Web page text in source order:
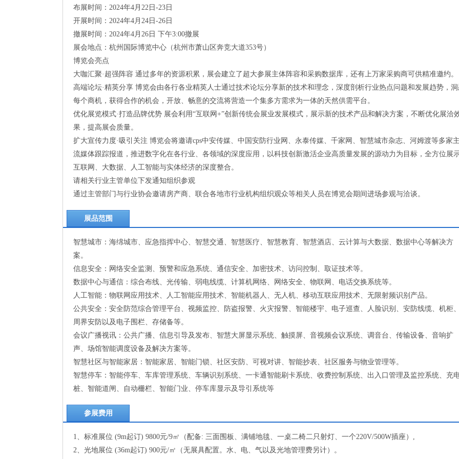
布展时间：2024年4月22日-23日
开展时间：2024年4月24日-26日
撤展时间：2024年4月26日 下午3:00撤展
展会地点：杭州国际博览中心（杭州市萧山区奔竞大道353号）
博览会亮点
大咖汇聚·超强阵容 通过多年的资源积累，展会建立了超大参展主体阵容和采购数据库，还有上万家采购商可供精准邀约。
高端论坛·精英分享 博览会由各行各业精英人士通过技术论坛分享新的技术和理念，深度剖析行业热点问题和发展趋势，洞
每个商机，获得合作的机会，开放、畅意的交流将营造一个集多方需求为一体的天然供需平台。
优化展览模式·打造品牌优势 展会利用“互联网+”创新传统会展业发展模式，展示新的技术产品和解决方案，不断优化展洽
果，提高展会质量。
扩大宣传力度·吸引关注 博览会将邀请cps中安传媒、中国安防行业网、永泰传媒、千家网、智慧城市杂志、河姆渡等多家主
流媒体跟踪报道，推进数字化在各行业、各领域的深度应用，以科技创新激活企业高质量发展的源动力为目标，全方位展
互联网、大数据、人工智能与实体经济的深度整合。
请相关行业主管单位下发通知组织参观
通过主管部门与行业协会邀请房产商、联合各地市行业机构组织观众等相关人员在博览会期间进场参观与洽谈。
展品范围
智慧城市：海绵城市、应急指挥中心、智慧交通、智慧医疗、智慧教育、智慧酒店、云计算与大数据、数据中心等解决方
案。
信息安全：网络安全监测、预警和应急系统、通信安全、加密技术、访问控制、取证技术等。
数据中心与通信：综合布线、光传输、弱电线缆、计算机网络、网络安全、物联网、电话交换系统等。
人工智能：物联网应用技术、人工智能应用技术、智能机器人、无人机、移动互联应用技术、无限射频识别产品。
公共安全：安全防范综合管理平台、视频监控、防盗报警、火灾报警、智能楼宇、电子巡查、人脸识别、安防线缆、机柜、
周界安防以及电子围栏、存储备等。
会议广播视讯：公共广播、信息引导及发布、智慧大屏显示系统、触摸屏、音视频会议系统、调音台、传输设备、音响扩
声、场馆智能调度设备及解决方案等。
智慧社区与智能家居：智能家居、智能门锁、社区安防、可视对讲、智能抄表、社区服务与物业管理等。
智慧停车：智能停车、车库管理系统、车辆识别系统、一卡通智能刷卡系统、收费控制系统、出入口管理及监控系统、充
桩、智能道闸、自动栅栏、智能门业、停车库显示及导引系统等
参展费用
1、标准展位 (9m起订) 9800元/9㎡（配备: 三面围板、满铺地毯、一桌二椅二只射灯、一个220V/500W插座）,
2、光地展位 (36m起订) 900元/㎡（无展具配置。水、电、气以及光地管理费另计）。